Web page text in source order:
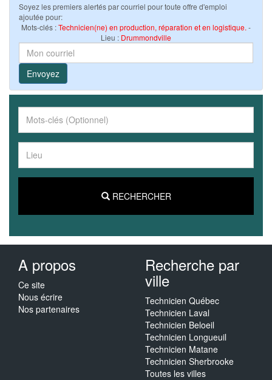
Soyez les premiers alertés par courriel pour toute offre d'emploi
ajoutée pour:
Mots-clés :Technicien(ne) en production, réparation et en logistique. -
Lieu : Drummondville
Envoyez
RECHERCHER
A propos
Ce site
Nous écrire
Nos partenaires
Recherche par
ville
Technicien Québec
Technicien Laval
Technicien Beloeil
Technicien Longueuil
Technicien Matane
Technicien Sherbrooke
Toutes les villes